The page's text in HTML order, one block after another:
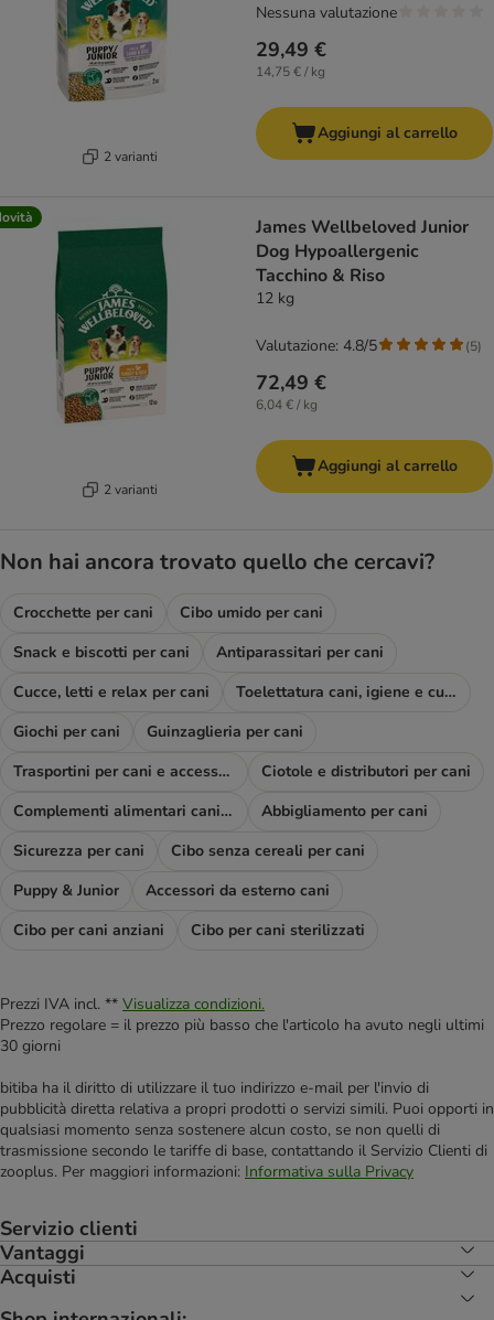
2 varianti
29,49 €
14,75 € / kg
Nessuna valutazione
Aggiungi al carrello
2 varianti
James Wellbeloved Junior
Dog Hypoallergenic
Tacchino & Riso
12 kg
72,49 €
6,04 € / kg
Valutazione: 4.8/5 (5)
Aggiungi al carrello
Non hai ancora trovato quello che cercavi?
Crocchette per cani
Cibo umido per cani
Snack e biscotti per cani
Antiparassitari per cani
Cucce, letti e relax per cani
Toelettatura cani, igiene e cura
Giochi per cani
Guinzaglieria per cani
Trasportini per cani e accessori viaggio
Ciotole e distributori per cani
Complementi alimentari cani e diete
Abbigliamento per cani
Sicurezza per cani
Cibo senza cereali per cani
Puppy & Junior
Accessori da esterno cani
Cibo per cani anziani
Cibo per cani sterilizzati
Prezzi IVA incl. ** Visualizza condizioni.
Prezzo regolare = il prezzo più basso che l'articolo ha avuto negli ultimi
30 giorni
bitiba ha il diritto di utilizzare il tuo indirizzo e-mail per l'invio di
pubblicità diretta relativa a propri prodotti o servizi simili. Puoi opporti in
qualsiasi momento senza sostenere alcun costo, se non quelli di
trasmissione secondo le tariffe di base, contattando il Servizio Clienti di
zooplus. Per maggiori informazioni: Informativa sulla Privacy
Servizio clienti
Vantaggi
Acquisti